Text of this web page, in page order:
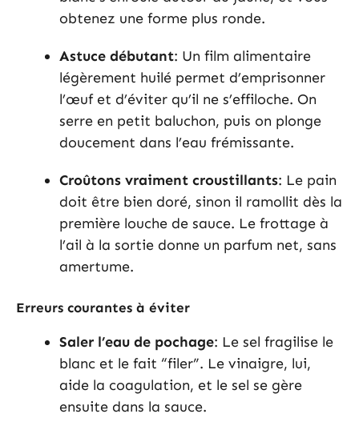
obtenez une forme plus ronde.
Astuce débutant: Un film alimentaire
légèrement huilé permet d’emprisonner
l’œuf et d’éviter qu’il ne s’effiloche. On
serre en petit baluchon, puis on plonge
doucement dans l’eau frémissante.
Croûtons vraiment croustillants: Le pain
doit être bien doré, sinon il ramollit dès la
première louche de sauce. Le frottage à
l’ail à la sortie donne un parfum net, sans
amertume.
Erreurs courantes à éviter
Saler l’eau de pochage: Le sel fragilise le
blanc et le fait “filer”. Le vinaigre, lui,
aide la coagulation, et le sel se gère
ensuite dans la sauce.